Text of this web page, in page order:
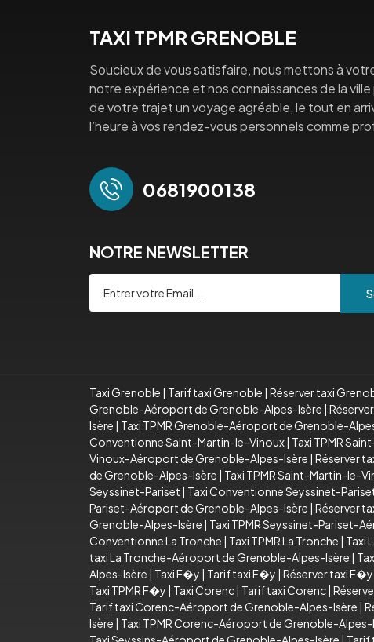
TAXI TPMR GRENOBLE
Soucieux de vous satisfaire, nous mettons à
notre expérience et nos connaissances de la
de votre trajet un voyage agréable, le tout en
l’heure à vos rendez-vous personnels comme
0681900138
NOTRE NEWSLETTER
Taxi Grenoble Tarif taxi Grenoble Réserver taxi
Grenoble-Aéroport de Grenoble-Alpes-Isère
Isère
Taxi TPMR Grenoble-Aéroport de Grenoble-
Conventionne Saint-Martin-le-Vinoux Taxi TPMR
Vinoux-Aéroport de Grenoble-Alpes-Isère Réserver
de Grenoble-Alpes-Isère
Taxi TPMR Saint-Martin-le-
Seyssinet-Pariset
Taxi Conventionne Seyssinet-
Pariset-Aéroport de Grenoble-Alpes-Isère Réserver
Grenoble-Alpes-Isère
Taxi TPMR Seyssinet-Pariset-
Conventionne La Tronche
Taxi TPMR La Tronche Taxi
taxi La Tronche-Aéroport de Grenoble-Alpes-Isère
Alpes-Isère
Taxi F�y Tarif taxi F�y Réserver taxi F�y
Taxi TPMR F�y
Taxi Corenc Tarif taxi Corenc
Tarif taxi Corenc-Aéroport de Grenoble-Alpes-Isère
Isère
Taxi TPMR Corenc-Aéroport de Grenoble-Alpes-